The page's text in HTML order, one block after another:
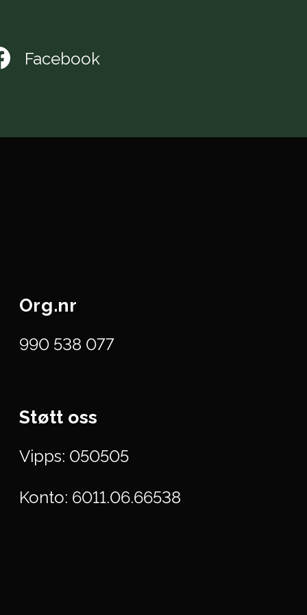
Facebook
Org.nr
990 538 077
Støtt oss
Vipps: 050505
Konto: 6011.06.66538